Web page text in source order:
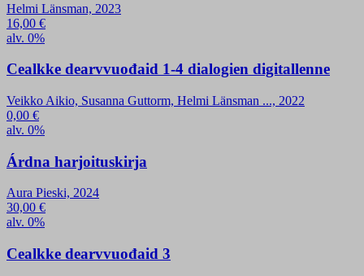
Helmi Länsman, 2023
16,00 €
alv. 0%
Cealkke dearvvuođaid 1-4 dialogien digitallenne
Veikko Aikio, Susanna Guttorm, Helmi Länsman ..., 2022
0,00 €
alv. 0%
Árdna harjoituskirja
Aura Pieski, 2024
30,00 €
alv. 0%
Cealkke dearvvuođaid 3